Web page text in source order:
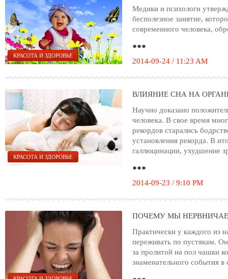
КРАСОТА И ЗДОРОВЬЕ
Медики и психологи
бесполезное занятие,
современного человека,
●●●
2014-09-24 / 11:23 AM
КРАСОТА И ЗДОРОВЬЕ
ВЛИЯНИЕ СНА НА
Научно доказано
человека. В свое время
рекордов старались
установления рекорда. В
галлюцинации, ухудшение
●●●
2014-09-23 / 9:10 PM
ПОЧЕМУ МЫ
Практически у каждого из
переживать по пустякам.
за пролитой на пол чашки
знаменательного события в